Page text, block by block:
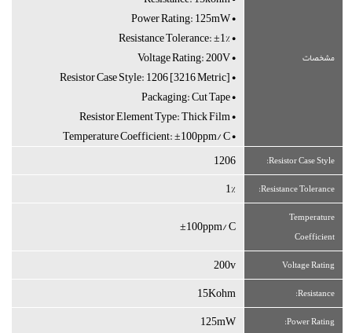
• Power Rating: 125mW
• Resistance Tolerance: ±1%
• Voltage Rating: 200V
• Resistor Case Style: 1206 [3216 Metric]
• Packaging: Cut Tape
• Resistor Element Type: Thick Film
• Temperature Coefficient: ±100ppm/°C
مشخصات
1206 Resistor Case Style:
1% Resistance Tolerance:
±100ppm/°C
Temperature
Coefficient
200v Voltage Rating
15Kohm Resistance:
125mW Power Rating: